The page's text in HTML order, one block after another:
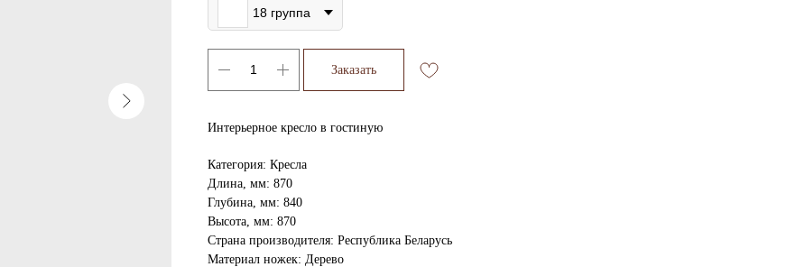
18 группа
Заказать
Интерьерное кресло в гостиную
Категория: Кресла
Длина, мм: 870
Глубина, мм: 840
Высота, мм: 870
Страна производителя: Республика Беларусь
Материал ножек: Дерево